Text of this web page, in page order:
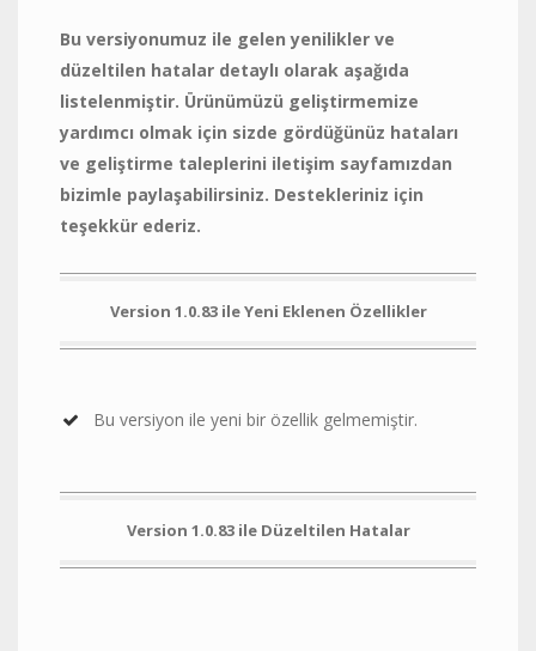
Bu versiyonumuz ile gelen yenilikler ve
düzeltilen hatalar detaylı olarak aşağıda
listelenmiştir. Ürünümüzü geliştirmemize
yardımcı olmak için sizde gördüğünüz hataları
ve geliştirme taleplerini iletişim sayfamızdan
bizimle paylaşabilirsiniz. Destekleriniz için
teşekkür ederiz.
Version 1.0.83 ile Yeni Eklenen Özellikler
Bu versiyon ile yeni bir özellik gelmemiştir.
Version 1.0.83 ile Düzeltilen Hatalar